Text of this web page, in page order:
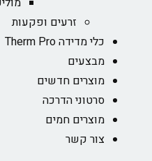
זרעים ופקעות
כלי מדידה Therm Pro
מבצעים
מוצרים חדשים
סרטוני הדרכה
מוצרים חמים
צור קשר